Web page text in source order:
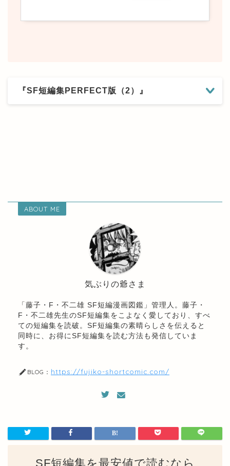
『SF短編集PERFECT版（2）』
ABOUT ME
気ぶりの爺さま
「藤子・F・不二雄 SF短編漫画図鑑」管理人。藤子・
F・不二雄先生のSF短編集をこよなく愛しており、すべ
ての短編集を読破。SF短編集の素晴らしさを伝えると
同時に、お得にSF短編集を読む方法も発信していま
す。
BLOG： https://fujiko-shortcomic.com/
SF短編集を最安値で読むなら